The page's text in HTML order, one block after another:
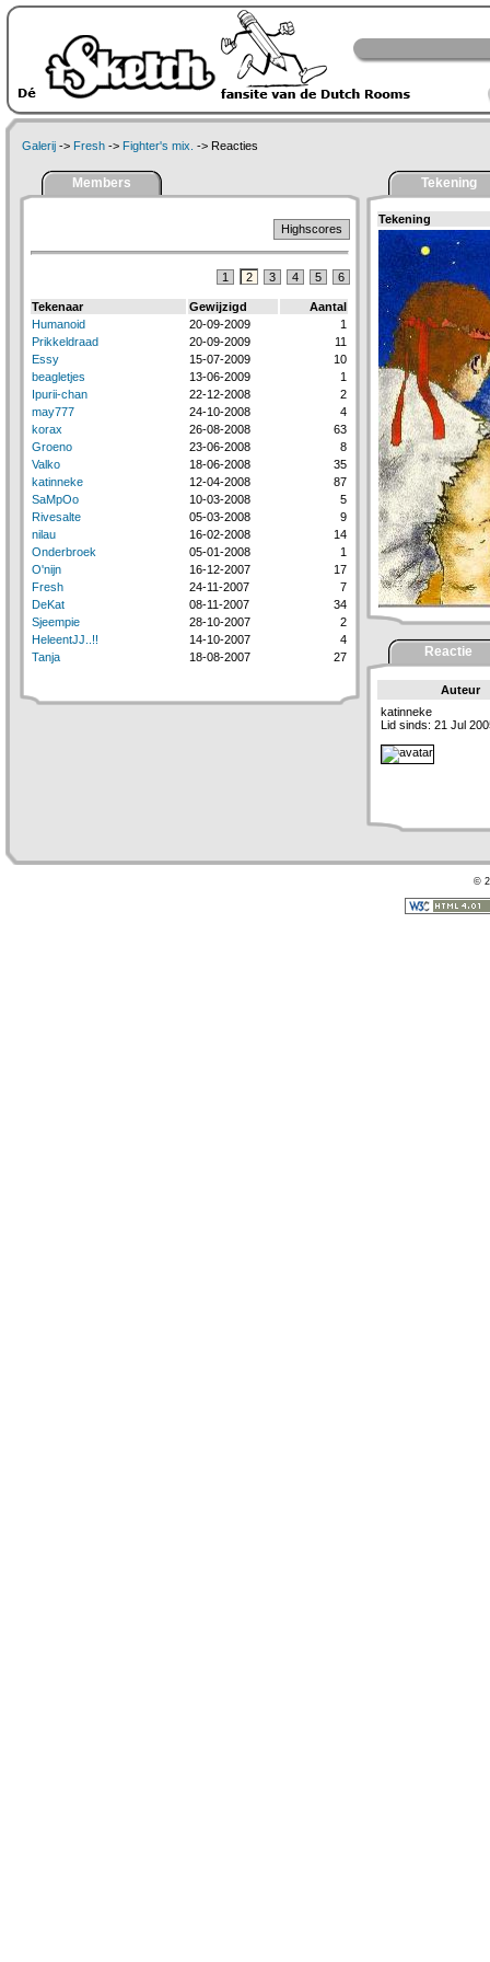
Galerij -> Fresh -> Fighter's mix. -> Reacties
Members
Highscores
1 2 3 4 5 6
Tekenaar Gewijzigd
Aantal
Humanoid
20-09-2009
1
Prikkeldraad
20-09-2009
11
Essy
15-07-2009
10
beagletjes
13-06-2009
1
Ipurii-chan
22-12-2008
2
may777
24-10-2008
4
korax
26-08-2008
63
Groeno
23-06-2008
8
Valko
18-06-2008
35
katinneke
12-04-2008
87
SaMpOo
10-03-2008
5
Rivesalte
05-03-2008
9
nilau
16-02-2008
14
Onderbroek
05-01-2008
1
O'nijn
16-12-2007
17
Fresh
24-11-2007
7
DeKat
08-11-2007
34
Sjeempie
28-10-2007
2
HeleentJJ..!!
14-10-2007
4
Tanja
18-08-2007 27
Tekening
Tekening
Reactie
Auteur
katinneke
Lid sinds: 21 Jul
©